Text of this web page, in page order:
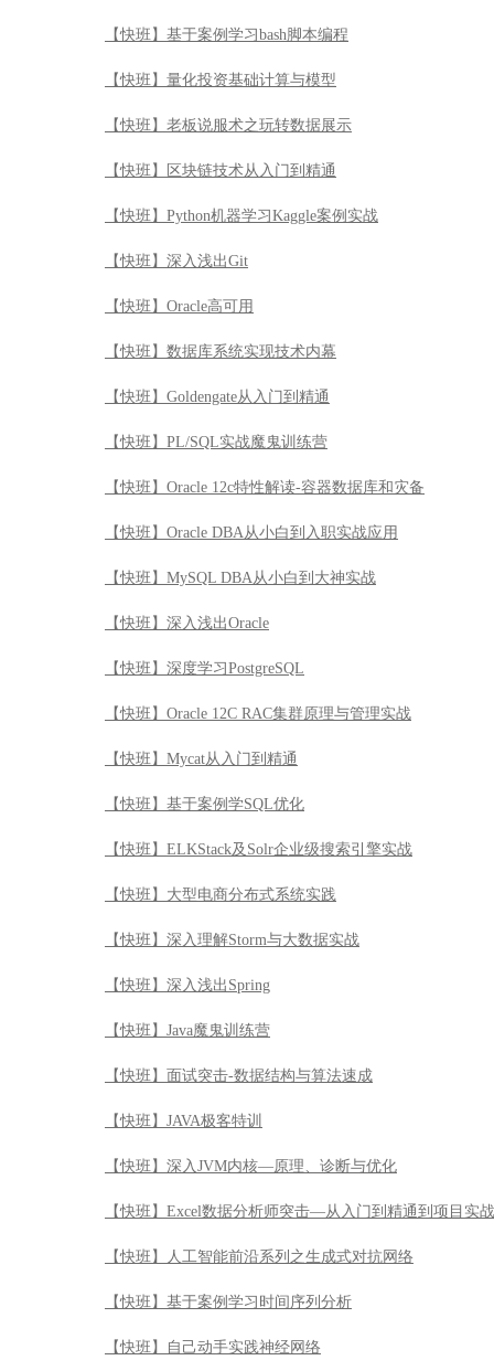
【快班】基于案例学习bash脚本编程
【快班】量化投资基础计算与模型
【快班】老板说服术之玩转数据展示
【快班】区块链技术从入门到精通
【快班】Python机器学习Kaggle案例实战
【快班】深入浅出Git
【快班】Oracle高可用
【快班】数据库系统实现技术内幕
【快班】Goldengate从入门到精通
【快班】PL/SQL实战魔鬼训练营
【快班】Oracle 12c特性解读-容器数据库和灾备
【快班】Oracle DBA从小白到入职实战应用
【快班】MySQL DBA从小白到大神实战
【快班】深入浅出Oracle
【快班】深度学习PostgreSQL
【快班】Oracle 12C RAC集群原理与管理实战
【快班】Mycat从入门到精通
【快班】基于案例学SQL优化
【快班】ELKStack及Solr企业级搜索引擎实战
【快班】大型电商分布式系统实践
【快班】深入理解Storm与大数据实战
【快班】深入浅出Spring
【快班】Java魔鬼训练营
【快班】面试突击-数据结构与算法速成
【快班】JAVA极客特训
【快班】深入JVM内核—原理、诊断与优化
【快班】Excel数据分析师突击—从入门到精通到项目实战
【快班】人工智能前沿系列之生成式对抗网络
【快班】基于案例学习时间序列分析
【快班】自己动手实践神经网络